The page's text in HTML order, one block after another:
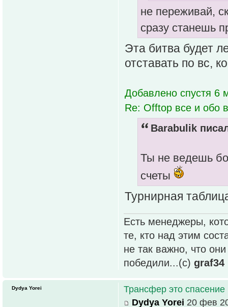
не переживай,
сразу станешь
Эта битва будет
отставать по вс,
Добавлено спустя 6
Re: Offtop все и обо
Barabulik
Ты не ведешь
счеты
Турнирная
Есть менеджеры,
те, кто над этим
не так важно, что
победили...(с) graf34
Трансфер это
Dydya Yorei 20 фев
Dydya Yorei